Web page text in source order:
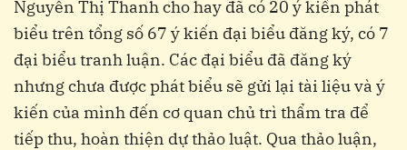
Nguyễn Thị Thanh cho hay đã có 20 ý kiến phát
biểu trên tổng số 67 ý kiến đại biểu đăng ký, có 7
đại biểu tranh luận. Các đại biểu đã đăng ký
nhưng chưa được phát biểu sẽ gửi lại tài liệu và ý
kiến của mình đến cơ quan chủ trì thẩm tra để
tiếp thu, hoàn thiện dự thảo luật. Qua thảo luận,